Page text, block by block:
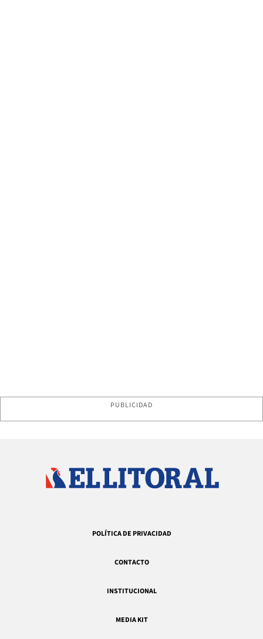
PUBLICIDAD
POLÍTICA DE PRIVACIDAD
CONTACTO
INSTITUCIONAL
MEDIA KIT